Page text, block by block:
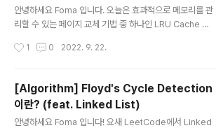
체 알고리즘)
안녕하세요 Foma 입니다. 오늘은 효과적으로 메모리를 관
리할 수 있는 페이지 교체 기법 중 하나인 LRU Cache 알
east Recently Used Cache Algorithm이란? LRU
확인해 주세요 ㅜ) 그 중에서도 가장 오랫동안 사용하지 않
은 페이지를 교체하는 방법입니다. LRU Design LRU Ca
che 알고리즘은 오랫동안 사용하지 않은 페이지를 삭제해
1 0 2022. 9. 22.
[Algorithm] Floyd's Cycle Detection
이란? (feat. Linked List)
안녕하세요 Foma 입니다! 요새 LeetCode에서 Linked